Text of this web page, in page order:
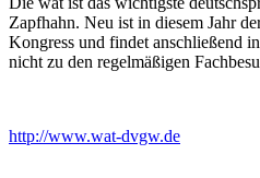
Zapfhahn. Neu ist in diesem Jahr
Kongress und findet anschließend
nicht zu den regelmäßigen
http://www.wat-dvgw.de